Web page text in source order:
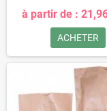
à partir de :
ACHETER